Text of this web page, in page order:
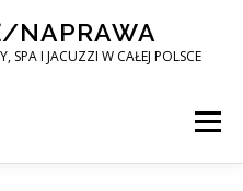
NAPRAWA
I JACUZZI W CAŁEJ POLSCE
Menu